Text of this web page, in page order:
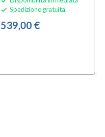
 Spedizione gratuita
539,00 €